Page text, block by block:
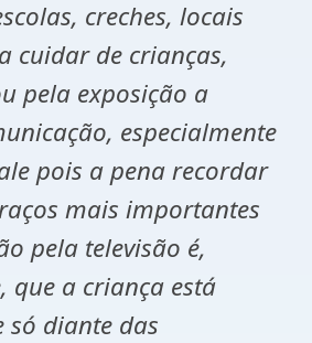
creches, locais
cuidar de crianças,
pela exposição a
especialmente
pois a pena recordar
mais importantes
pela televisão é,
que a criança está
só diante das